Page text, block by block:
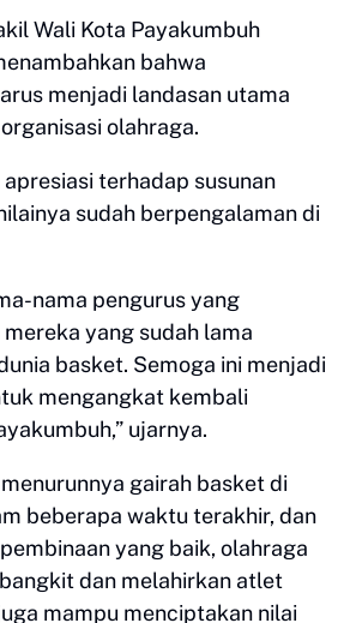
Wali Kota Payakumbuh
bahwa
menjadi landasan utama
olahraga.
terhadap susunan
sudah berpengalaman di
nama pengurus yang
yang sudah lama
basket. Semoga ini menjadi
mengangkat kembali
ujarnya.
gairah basket di
beberapa waktu terakhir, dan
yang baik, olahraga
dan melahirkan atlet
mampu menciptakan nilai